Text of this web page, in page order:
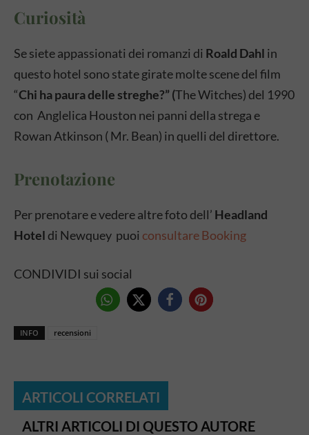
Curiosità
Se siete appassionati dei romanzi di Roald Dahl in
questo hotel sono state girate molte scene del film
“Chi ha paura delle streghe?” (The Witches) del 1990
con Anglelica Houston nei panni della strega e
Rowan Atkinson ( Mr. Bean) in quelli del direttore.
Prenotazione
Per prenotare e vedere altre foto dell’ Headland
Hoteldi Newquey puoi consultare Booking
CONDIVIDI sui social
INFO recensioni
ARTICOLI CORRELATI
ALTRI ARTICOLI DI QUESTO AUTORE